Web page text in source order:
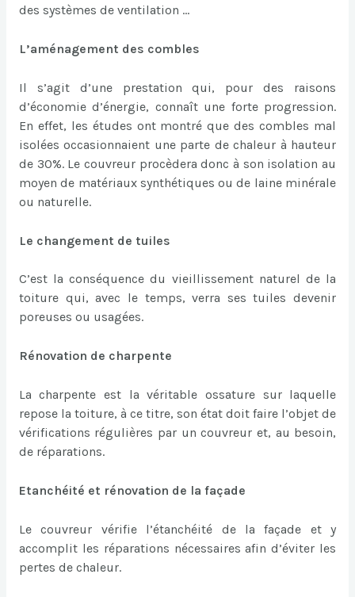
des systèmes de ventilation …
L’aménagement des combles
Il s’agit d’une prestation qui, pour des raisons
d’économie d’énergie, connaît une forte progression.
En effet, les études ont montré que des combles mal
isolées occasionnaient une parte de chaleur à hauteur
de 30%. Le couvreur procèdera donc à son isolation au
moyen de matériaux synthétiques ou de laine minérale
ou naturelle.
Le changement de tuiles
C’est la conséquence du vieillissement naturel de la
toiture qui, avec le temps, verra ses tuiles devenir
poreuses ou usagées.
Rénovation de charpente
La charpente est la véritable ossature sur laquelle
repose la toiture, à ce titre, son état doit faire l’objet de
vérifications régulières par un couvreur et, au besoin,
de réparations.
Etanchéité et rénovation de la façade
Le couvreur vérifie l’étanchéité de la façade et y
accomplit les réparations nécessaires afin d’éviter les
pertes de chaleur.